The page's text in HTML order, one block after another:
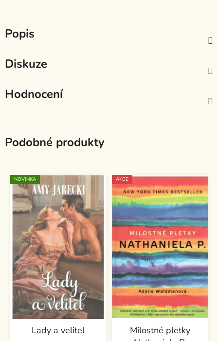
Popis
Diskuze
Hodnocení
Podobné produkty
NOVINKA
Lady a velitel
AKCE
Milostné pletky